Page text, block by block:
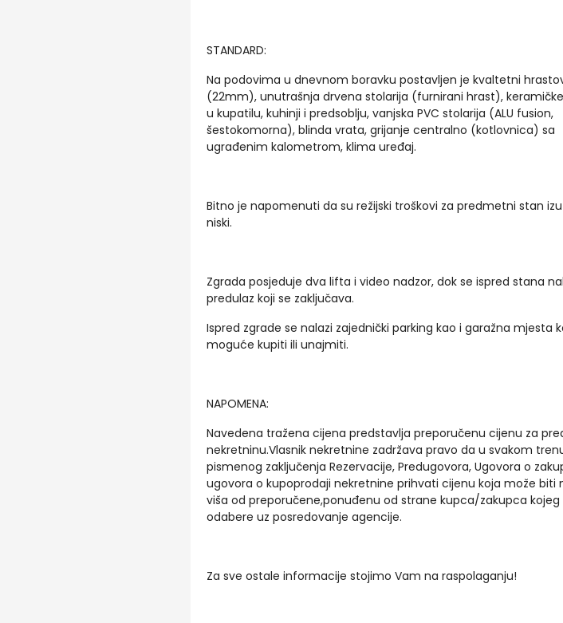
STANDARD:
Na podovima u dnevnom boravku postavljen je kvaltetni
(22mm), unutrašnja drvena stolarija (furnirani hrast),
u kupatilu, kuhinji i predsoblju, vanjska PVC stolarija (ALU fusion,
šestokomorna), blinda vrata, grijanje centralno (kotlovnica) sa
ugrađenim kalometrom, klima uređaj.
Bitno je napomenuti da su režijski troškovi za predmetni stan
niski.
Zgrada posjeduje dva lifta i video nadzor, dok se ispred stana
predulaz koji se zaključava.
Ispred zgrade se nalazi zajednički parking kao i garažna mjesta
moguće kupiti ili unajmiti.
NAPOMENA:
Navedena tražena cijena predstavlja preporučenu cijenu za
nekretninu.Vlasnik nekretnine zadržava pravo da u svakom
pismenog zaključenja Rezervacije, Predugovora, Ugovora o
ugovora o kupoprodaji nekretnine prihvati cijenu koja može biti
viša od preporučene,ponuđenu od strane kupca/zakupca kojeg
odabere uz posredovanje agencije.
Za sve ostale informacije stojimo Vam na raspolaganju!